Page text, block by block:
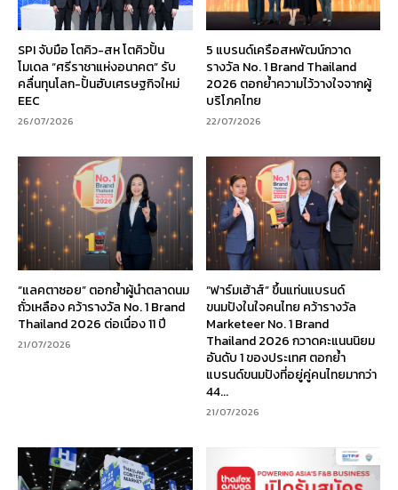
SPI จับมือ โตคิว-สห โตคิวปั้น
โมเดล “ศรีราชาแห่งอนาคต” รับ
คลื่นทุนโลก-ปั้นฮับเศรษฐกิจใหม่
EEC
26/07/2026
5 แบรนด์เครือสหพัฒน์กวาด
รางวัล No. 1 Brand Thailand
2026 ตอกย้ำความไว้วางใจจากผู้
บริโภคไทย
22/07/2026
“แลคตาซอย” ตอกย้ำผู้นำตลาดนม
ถั่วเหลือง คว้ารางวัล No. 1 Brand
Thailand 2026 ต่อเนื่อง 11 ปี
21/07/2026
“ฟาร์มเฮ้าส์” ขึ้นแท่นแบรนด์
ขนมปังในใจคนไทย คว้ารางวัล
Marketeer No. 1 Brand
Thailand 2026 กวาดคะแนนนิยม
อันดับ 1 ของประเทศ ตอกย้ำ
แบรนด์ขนมปังที่อยู่คู่คนไทยมากว่า
44...
21/07/2026